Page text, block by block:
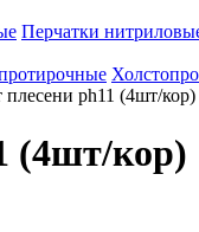
Перчатки
ph11 (4шт/кор)
(4шт/кор)